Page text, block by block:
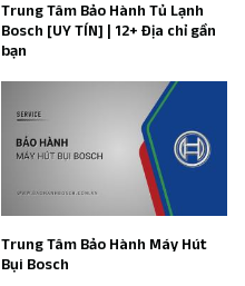
Trung Tâm Bảo Hành Tủ Lạnh
Bosch [UY TÍN] | 12+ Địa chỉ gần
bạn
Trung Tâm Bảo Hành Máy Hút
Bụi Bosch